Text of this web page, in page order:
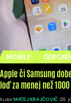
MOBILY
Apple či Samsung
loď za menej než
Autor:MATEJ KRAJČOVIČ 28.